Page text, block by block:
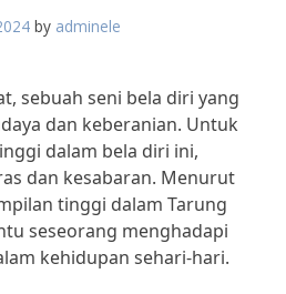
by adminele
sebuah seni bela diri yang
dan keberanian. Untuk
dalam bela diri ini,
dan kesabaran. Menurut
tinggi dalam Tarung
seseorang menghadapi
kehidupan sehari-hari.